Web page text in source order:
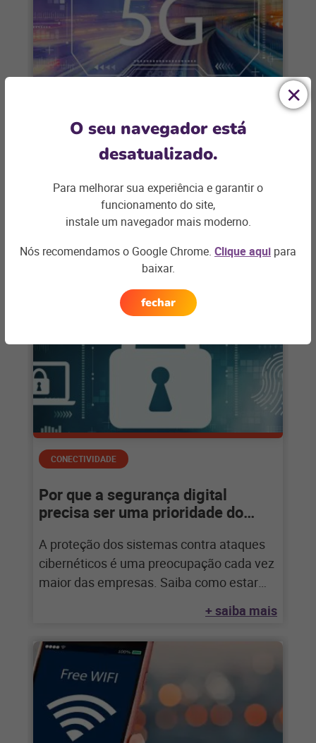
Internet 5G: os desafios que vão
A falta de insumos para produção atingiu
73% das indústrias, segundo a
e isso impactou
CONECTIVIDADE
Por que a segurança digital
precisa ser uma prioridade do
A proteção dos sistemas contra ataques
cibernéticos é uma preocupação cada vez
maior das empresas. Saiba como estar
+ saiba mais
O seu navegador está
desatualizado.
Para melhorar sua experiência e garantir o
funcionamento do site,
instale um navegador mais moderno.
Nós recomendamos o Google Chrome. Clique aqui para
baixar.
fechar